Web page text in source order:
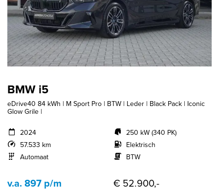
BMW i5
eDrive40 84 kWh | M Sport Pro | BTW | Leder | Black Pack | Iconic
Glow Grile |
2024
57.533 km
Automaat
250 kW (340 PK)
Elektrisch
BTW
v.a. 897 p/m € 52.900,-